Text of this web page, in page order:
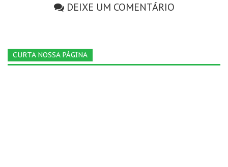
DEIXE UM COMENTÁRIO
CURTA NOSSA PÁGINA